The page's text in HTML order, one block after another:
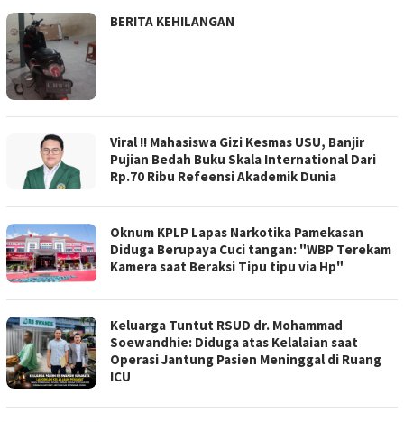
BERITA KEHILANGAN
Viral !! Mahasiswa Gizi Kesmas USU, Banjir
Pujian Bedah Buku Skala International Dari
Rp.70 Ribu Refeensi Akademik Dunia
Oknum KPLP Lapas Narkotika Pamekasan
Diduga Berupaya Cuci tangan: "WBP Terekam
Kamera saat Beraksi Tipu tipu via Hp"
Keluarga Tuntut RSUD dr. Mohammad
Soewandhie: Diduga atas Kelalaian saat
Operasi Jantung Pasien Meninggal di Ruang
ICU